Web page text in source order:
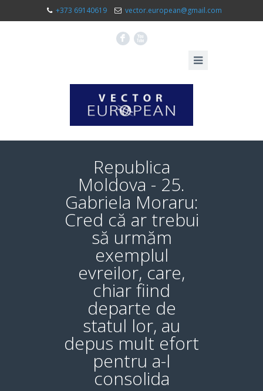
+373 69140619 vector.european@gmail.com
F X
Republica
Moldova - 25.
Gabriela Moraru:
Cred că ar trebui
să urmăm
exemplul
evreilor, care,
chiar fiind
departe de
statul lor, au
depus mult efort
pentru a-l
consolida